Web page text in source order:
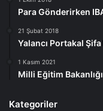
Para Gönderirken
21 Şubat 2018
Yalancı Portakal Şifa
1 Kasım 2021
Milli Eğitim
Kategoriler